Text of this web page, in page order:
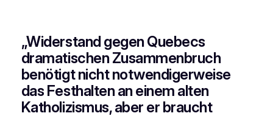
„Widerstand gegen Quebecs
dramatischen Zusammenbruch
benötigt nicht notwendigerweise
das Festhalten an einem alten
Katholizismus, aber er braucht